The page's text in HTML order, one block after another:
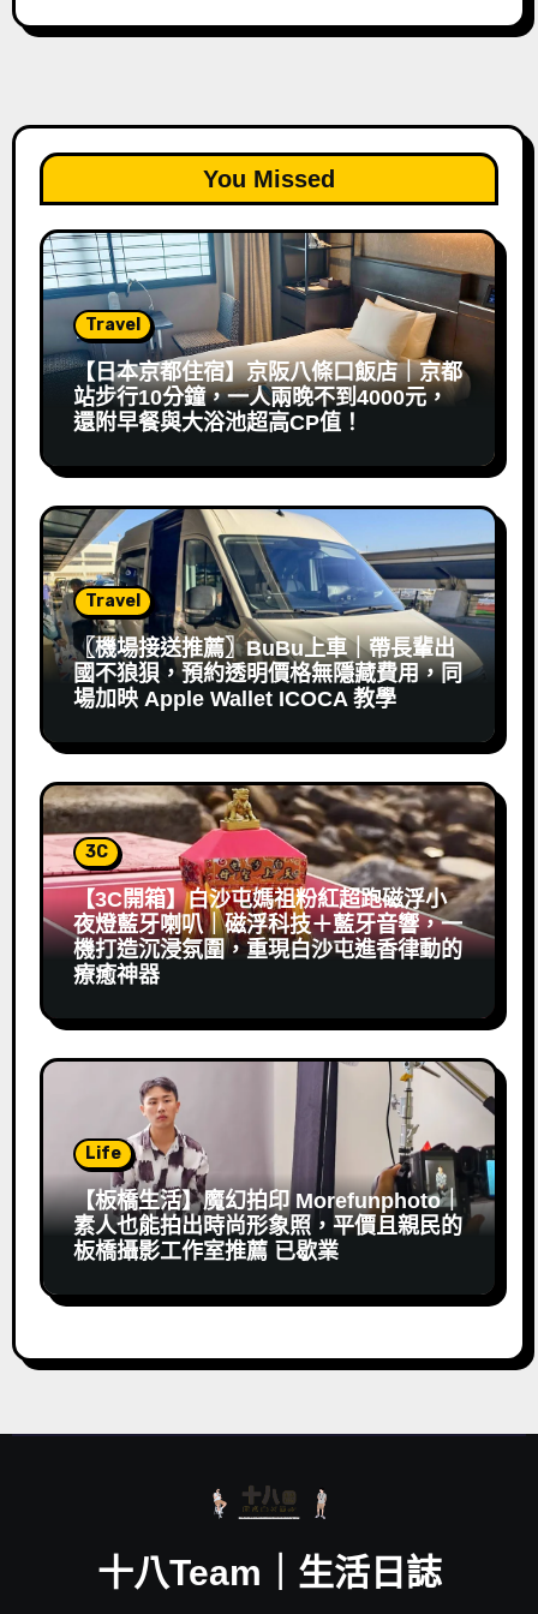
You Missed
Travel
【日本京都住宿】京阪八條口飯店｜京都
站步行10分鐘，一人兩晚不到4000元，
還附早餐與大浴池超高CP值！
Travel
〖機場接送推薦〗BuBu上車｜帶長輩出
國不狼狽，預約透明價格無隱藏費用，同
場加映 Apple Wallet ICOCA 教學
3C
【3C開箱】白沙屯媽祖粉紅超跑磁浮小
夜燈藍牙喇叭｜磁浮科技＋藍牙音響，一
機打造沉浸氛圍，重現白沙屯進香律動的
療癒神器
Life
【板橋生活】魔幻拍印 Morefunphoto｜
素人也能拍出時尚形象照，平價且親民的
板橋攝影工作室推薦 已歇業
十八Team｜生活日誌